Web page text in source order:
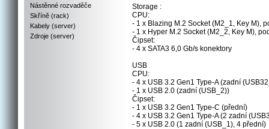
Nástěnné rozvaděče
Skříně (rack)
Kabely (server)
Zdroje (server)
Storage :
CPU:
- 1 x Blazing M.2 Socket (M2_1, Key M),
- 1 x Hyper M.2 Socket (M2_2, Key M),
Čipset:
- 4 x SATA3 6,0 Gb/s konektory
USB
CPU:
- 4 x USB 3.2 Gen1 Type-A (zadní
- 1 x USB 2.0 (zadní (USB_2))
Čipset:
- 1 x USB 3.2 Gen1 Type-C (přední)
- 4 x USB 3.2 Gen1 Type-A (2 zadní
- 5 x USB 2.0 (1 zadní (USB_1), 4 přední)